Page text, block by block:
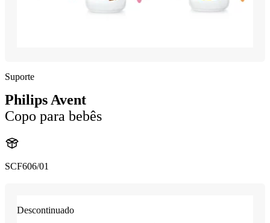
Suporte
Philips Avent
Copo para bebês
SCF606/01
Descontinuado